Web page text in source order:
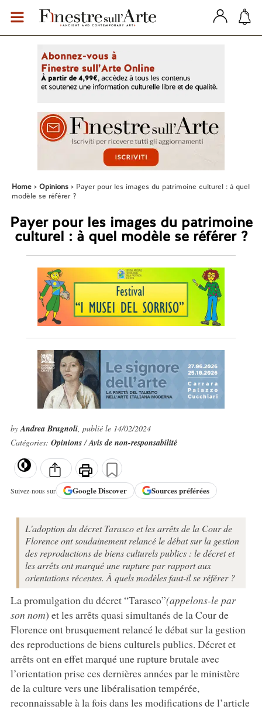
Home Opinions
Payer pour les images du patrimoine culturel : à quel
modèle se référer ?
Payer pour les images du patrimoine
culturel : à quel modèle se référer ?
byAndrea Brugnoli, publié le 14/02/2024
Catégories: Opinions/Avis de non-responsabilité
Suivez-nous sur GoogleDiscover Sources préférées
L'adoption du décret Tarasco et les arrêts de la Cour de
Florence ont soudainement relancé le débat sur la gestion
des reproductions de biens culturels publics : le décret et
les arrêts ont marqué une rupture par rapport aux
orientations récentes. À quels modèles faut-il se référer ?
La promulgation du décret “Tarasco”(appelons-le par
son nom) et les arrêts quasi simultanés de la Cour de
Florence ont brusquement relancé le débat sur la gestion
des reproductions de biens culturels publics. Décret et
arrêts ont en effet marqué une rupture brutale avec
l’orientation prise ces dernières années par le ministère
de la culture vers une libéralisation tempérée,
reconnaissable à la fois dans les modifications de l’article